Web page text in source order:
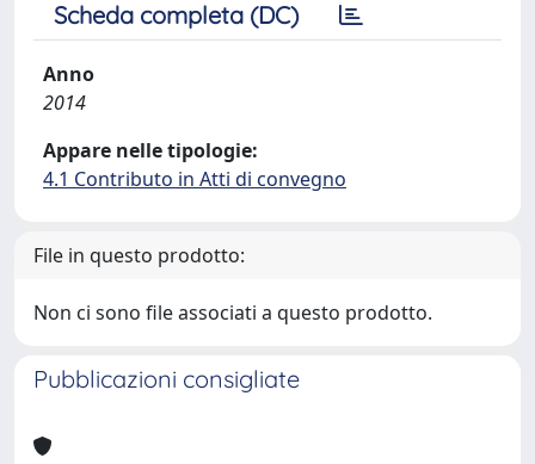
Scheda completa (DC)
Anno
2014
Appare nelle tipologie:
4.1 Contributo in Atti di convegno
File in questo prodotto:
Non ci sono file associati a questo prodotto.
Pubblicazioni consigliate